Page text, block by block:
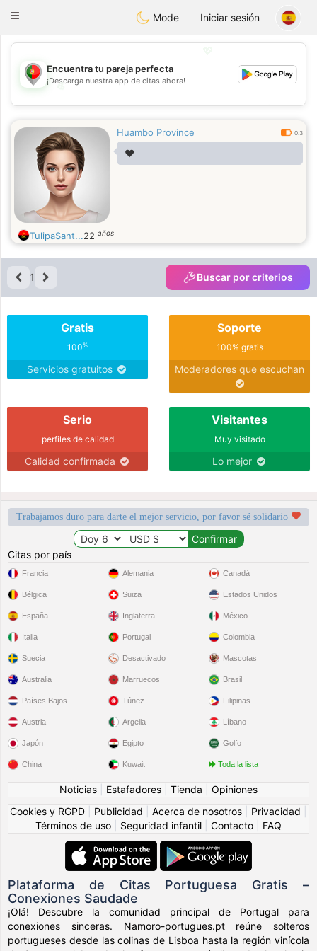
namoroPortugues
Toggle
Mode Iniciar sesión
💖
💕
Encuentra tu pareja perfecta
¡Descarga nuestra app de citas ahora!
Huambo Province 0.3
❤️
TulipaSant...22 años
1 Buscar por criterios
Gratis
100%
Servicios gratuitos
Soporte
100% gratis
Moderadores que escuchan
Serio
perfiles de calidad
Calidad confirmada
Visitantes
Muy visitado
Lo mejor
Trabajamos duro para darte el mejor servicio, por favor sé solidario
Citas por país
Francia
Bélgica
España
Italia
Suecia
Alemania
Suiza
Inglaterra
Portugal
Desactivado
Canadá
Estados Unidos
México
Colombia
Mascotas
Australia
Países Bajos
Austria
Japón
China
Marruecos
Túnez
Argelia
Egipto
Kuwait
Brasil
Filipinas
Líbano
Golfo
Toda la lista
Noticias Estafadores Tienda
Opiniones
Cookies y RGPD
Publicidad Acerca de nosotros Privacidad
Términos de uso
Seguridad infantil Contacto FAQ
Plataforma de Citas Portuguesa Gratis –
Conexiones Saudade
¡Olá! Descubre la comunidad principal de Portugal para
conexiones sinceras. Namoro-portugues.pt reúne solteros
portugueses desde las colinas de Lisboa hasta la región vinícola